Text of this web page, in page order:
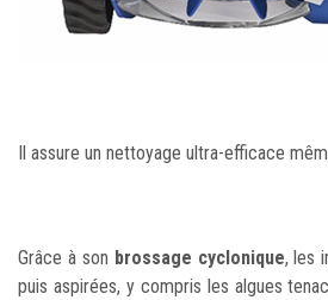
Il assure un nettoyage ultra-efficace
Grâce à son brossage cyclonique, les
puis aspirées, y compris les algues